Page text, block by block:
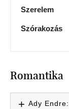
Szerelem
Szórakozás
Romantika
Ady